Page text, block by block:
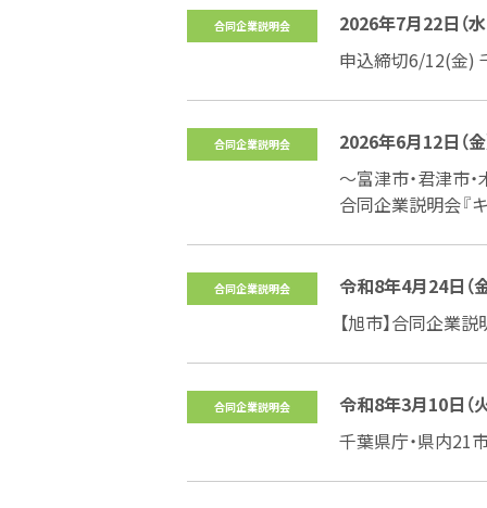
合同企業説明会
2026年7月22日（
申込締切6/12(金)
合同企業説明会
2026年6月12日（
～富津市・君津市
合同企業説明会『
合同企業説明会
令和8年4月24日（
【旭市】合同企業
合同企業説明会
令和8年3月10日（
千葉県庁・県内